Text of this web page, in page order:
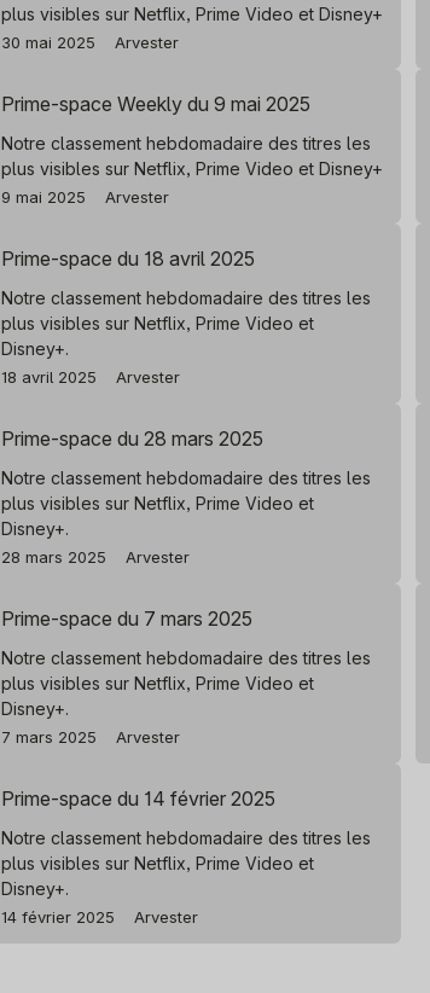
plus visibles sur Netflix, Prime Video et Disney+
Arvester
30 mai 2025
Prime-space Weekly du 9 mai 2025
Notre classement hebdomadaire des titres les
plus visibles sur Netflix, Prime Video et Disney+
Arvester
9 mai 2025
Prime-space du 18 avril 2025
Notre classement hebdomadaire des titres les
plus visibles sur Netflix, Prime Video et
Disney+.
Arvester
18 avril 2025
Prime-space du 28 mars 2025
Notre classement hebdomadaire des titres les
plus visibles sur Netflix, Prime Video et
Disney+.
Arvester
28 mars 2025
Prime-space du 7 mars 2025
Notre classement hebdomadaire des titres les
plus visibles sur Netflix, Prime Video et
Disney+.
Arvester
7 mars 2025
Prime-space du 14 février 2025
Notre classement hebdomadaire des titres les
plus visibles sur Netflix, Prime Video et
Disney+.
Arvester
14 février 2025